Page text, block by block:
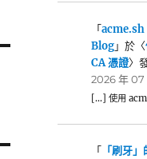
「acme.sh
Blog」於〈
CA 憑證〉
2026 年 07
[…] 使用
「 「刷牙